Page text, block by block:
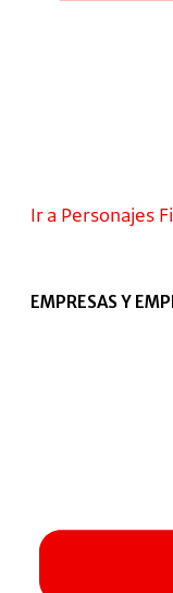
Ir a Personajes
EMPRESAS Y